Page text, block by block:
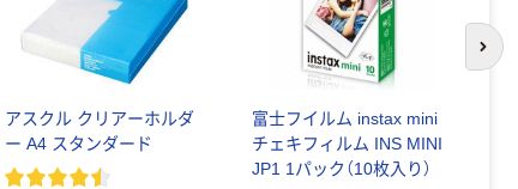
アスクル クリアーホルダ
ー A4 スタンダード
富士フイルム instax mini
チェキフィルム INS MINI
JP1 1パック（10枚入り）
次